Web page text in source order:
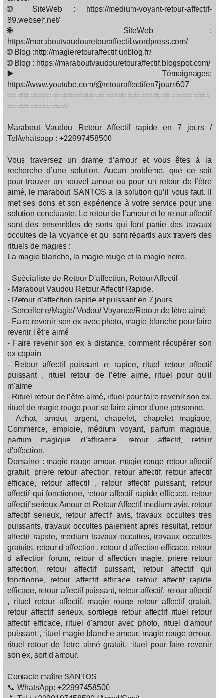
🌐 SiteWeb : https://medium-voyant-retour-affectif-
89.webself.net/
🌐 SiteWeb :
https://maraboutvaudouretouraffectif.wordpress.com/
🌐 Blog :http://magieretouraffectif.unblog.fr/
🌐 Blog : https://maraboutvaudouretouraffectif.blogspot.com/
▶️ Témoignages:
https://www.youtube.com/@retouraffectifen7jours607
==============================================
==============
Marabout Vaudou Retour Affectif rapide en 7 jours /
Tel/whatsapp : +22997458500
Vous traversez un drame d’amour et vous êtes à la
recherche d’une solution. Aucun problème, que ce soit
pour trouver un nouvel amour ou pour un retour de l’être
aimé, le marabout SANTOS a la solution qu’il vous faut. Il
met ses dons et son expérience à votre service pour une
solution concluante. Le retour de l’amour et le retour affectif
sont des ensembles de sorts qui font partie des travaux
occultes de la voyance et qui sont répartis aux travers des
rituels de magies :
La magie blanche, la magie rouge et la magie noire.
- Spécialiste de Retour D'affection, Retour Affectif
- Marabout Vaudou Retour Affectif Rapide.
- Retour d'affection rapide et puissant en 7 jours.
- Sorcellerie/Magie/ Vodou/ Voyance/Retour de lêtre aimé
- Faire revenir son ex avec photo, magie blanche pour faire
revenir l'être aimé
- Faire revenir son ex a distance, comment récupérer son
ex copain
- Retour affectif puissant et rapide, rituel retour affectif
puissant , rituel retour de l’être aimé, rituel pour qu'il
m'aime
- Rituel retour de l’être aimé, rituel pour faire revenir son ex,
rituel de magie rouge pour se faire aimer d'une personne.
- Achat, amour, argent, chapelet, chapelet magique,
Commerce, emploie, médium voyant, parfum magique,
parfum magique d’attirance, retour affectif, retour
d'affection.
Domaine : magie rouge amour, magie rouge retour affectif
gratuit, priere retour affection, retour affectif, retour affectif
efficace, retour affectif , retour affectif puissant, retour
affectif qui fonctionne, retour affectif rapide efficace, retour
affectif serieux Amour et Retour Affectif medium avis, retour
affectif serieux, retour affectif avis, travaux occultes tres
puissants, travaux occultes paiement apres resultat, retour
affectif rapide, medium travaux occultes, travaux occultes
gratuits, retour d affection , retour d affection efficace, retour
d affection forum, retour d affection magie, priere retour
affection, retour affectif puissant, retour affectif qui
fonctionne, retour affectif efficace, retour affectif rapide
efficace, retour affectif puissant, retour affectif, retour affectif
, rituel retour affectif, magie rouge retour affectif gratuit,
retour affectif serieux, sortilege retour affectif rituel retour
affectif efficace, rituel d'amour avec photo, rituel d'amour
puissant , rituel magie blanche amour, magie rouge amour,
rituel retour de l'etre aimé gratuit, rituel pour faire revenir
son ex, sort d'amour.
Contacte maître SANTOS
📞 WhatsApp: +22997458500